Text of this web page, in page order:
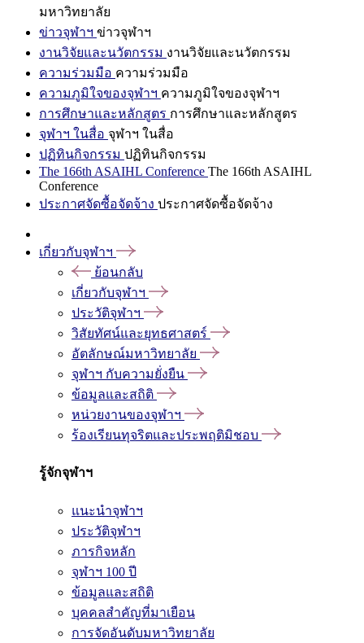
มหาวิทยาลัย
ข่าวจุฬาฯ ข่าวจุฬาฯ
งานวิจัยและนวัตกรรม งานวิจัยและนวัตกรรม
ความร่วมมือ ความร่วมมือ
ความภูมิใจของจุฬาฯ ความภูมิใจของจุฬาฯ
การศึกษาและหลักสูตร การศึกษาและหลักสูตร
จุฬาฯ ในสื่อ จุฬาฯ ในสื่อ
ปฏิทินกิจกรรม ปฏิทินกิจกรรม
The 166th ASAIHL Conference The 166th ASAIHL
Conference
ประกาศจัดซื้อจัดจ้าง ประกาศจัดซื้อจัดจ้าง
เกี่ยวกับจุฬาฯ
ย้อนกลับ
เกี่ยวกับจุฬาฯ
ประวัติจุฬาฯ
วิสัยทัศน์และยุทธศาสตร์
อัตลักษณ์มหาวิทยาลัย
จุฬาฯ กับความยั่งยืน
ข้อมูลและสถิติ
หน่วยงานของจุฬาฯ
ร้องเรียนทุจริตและประพฤติมิชอบ
รู้จักจุฬาฯ
แนะนำจุฬาฯ
ประวัติจุฬาฯ
ภารกิจหลัก
จุฬาฯ 100 ปี
ข้อมูลและสถิติ
บุคคลสำคัญที่มาเยือน
การจัดอันดับมหาวิทยาลัย